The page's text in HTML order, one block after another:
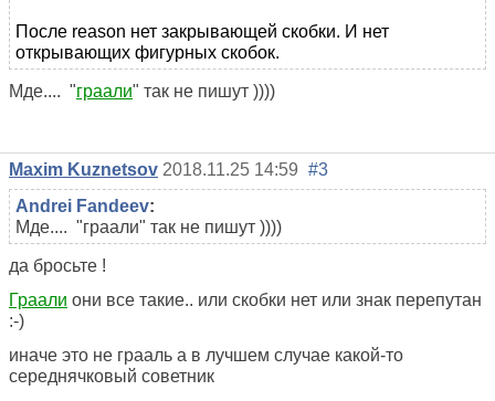
После reason нет закрывающей скобки. И нет
открывающих фигурных скобок.
Мде.... "граали" так не пишут ))))
Maxim Kuznetsov 2018.11.25 14:59 #3
Andrei Fandeev:
Мде.... "граали" так не пишут ))))
да бросьте !
Граали они все такие.. или скобки нет или знак перепутан
:-)
иначе это не грааль а в лучшем случае какой-то
середнячковый советник